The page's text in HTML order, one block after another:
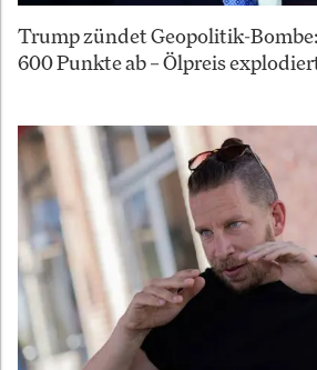
Trump zündet Geopolitik-
600 Punkte ab – Ölpreis